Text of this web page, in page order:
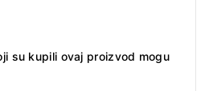
su kupili ovaj proizvod mogu